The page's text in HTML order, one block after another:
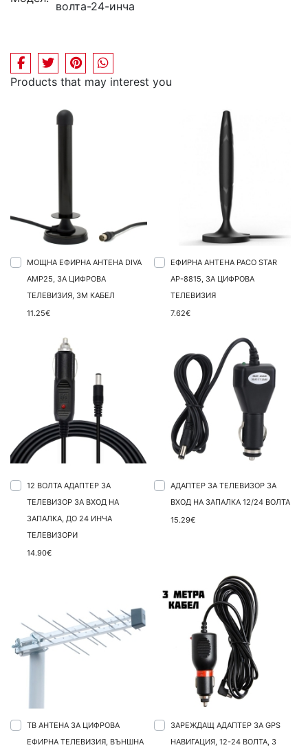
волта-24-инча
Products that may interest you
МОЩНА ЕФИРНА АНТЕНА DIVA
AMP25, ЗА ЦИФРОВА
ТЕЛЕВИЗИЯ, 3М КАБЕЛ
11.25€
EФИРНА АНТЕНА PACO STAR
AP-8815, ЗА ЦИФРОВА
ТЕЛЕВИЗИЯ
7.62€
12 ВОЛТА АДАПТЕР ЗА
ТЕЛЕВИЗОР ЗА ВХОД НА
ЗАПАЛКА, ДО 24 ИНЧА
ТЕЛЕВИЗОРИ
14.90€
АДАПТЕР ЗА ТЕЛЕВИЗОР ЗА
ВХОД НА ЗАПАЛКА 12/24 ВОЛТА
15.29€
ТВ АНТЕНА ЗА ЦИФРОВА
ЕФИРНА ТЕЛЕВИЗИЯ, ВЪНШНА
ЗАРЕЖДАЩ АДАПТЕР ЗА GPS
НАВИГАЦИЯ, 12-24 ВОЛТА, 3